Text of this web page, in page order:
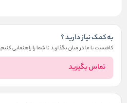
به کمک نیاز دارید ؟
کافیست با ما در میان بگذارید تا شما را راهنمایی کنیم
تماس بگیرید